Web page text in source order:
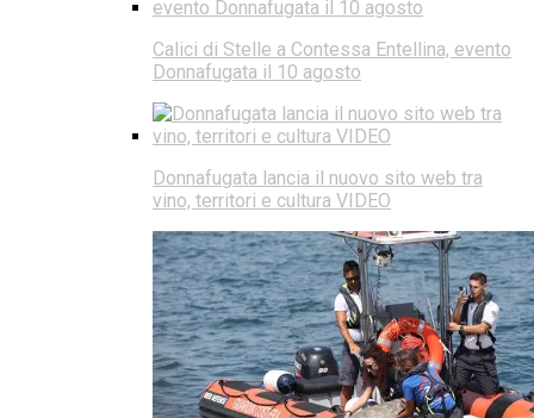
Calici di Stelle a Contessa Entellina, evento
Donnafugata il 10 agosto
Donnafugata lancia il nuovo sito web tra
vino, territori e cultura VIDEO